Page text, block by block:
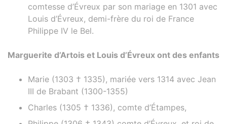
comtesse d’Évreux par son mariage en 1301 avec
Louis d’Évreux, demi-frère du roi de France
Philippe IV le Bel.
Marguerite d’Artois et Louis d’Évreux ont des enfants
Marie (1303 † 1335), mariée vers 1314 avec Jean
III de Brabant (1300-1355)
Charles (1305 † 1336), comte d’Étampes,